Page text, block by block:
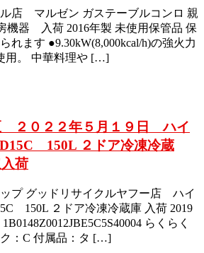
店 マルゼン ガステーブルコンロ 親
機器 入荷 2016年製 未使用保管品 保
れます ●9.30kW(8,000kcal/h)の強火力
用。 中華料理や […]
２０２２年５月１９日 ハイ
150L ２ドア冷凍冷蔵
荷
プ グッドリサイクルヤフー店 ハイ
150L ２ドア冷凍冷蔵庫 入荷 2019
らくらく
：C 付属品：タ […]